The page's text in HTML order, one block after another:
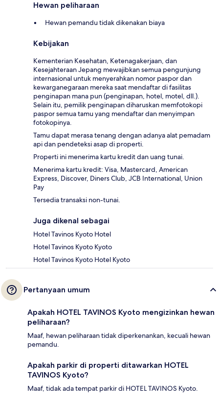
Hewan peliharaan
Hewan pemandu tidak dikenakan biaya
Kebijakan
Kementerian Kesehatan, Ketenagakerjaan, dan
Kesejahteraan Jepang mewajibkan semua pengunjung
internasional untuk menyerahkan nomor paspor dan
kewarganegaraan mereka saat mendaftar di fasilitas
penginapan mana pun (penginapan, hotel, motel, dll.).
Selain itu, pemilik penginapan diharuskan memfotokopi
paspor semua tamu yang mendaftar dan menyimpan
fotokopinya.
Tamu dapat merasa tenang dengan adanya alat pemadam
api dan pendeteksi asap di properti.
Properti ini menerima kartu kredit dan uang tunai.
Menerima kartu kredit: Visa, Mastercard, American
Express, Discover, Diners Club, JCB International, Union
Pay
Tersedia transaksi non-tunai.
Juga dikenal sebagai
Hotel Tavinos Kyoto Hotel
Hotel Tavinos Kyoto Kyoto
Hotel Tavinos Kyoto Hotel Kyoto
Pertanyaan umum
Apakah HOTEL TAVINOS Kyoto mengizinkan hewan
peliharaan?
Maaf, hewan peliharaan tidak diperkenankan, kecuali hewan
pemandu.
Apakah parkir di properti ditawarkan HOTEL
TAVINOS Kyoto?
Maaf, tidak ada tempat parkir di HOTEL TAVINOS Kyoto.